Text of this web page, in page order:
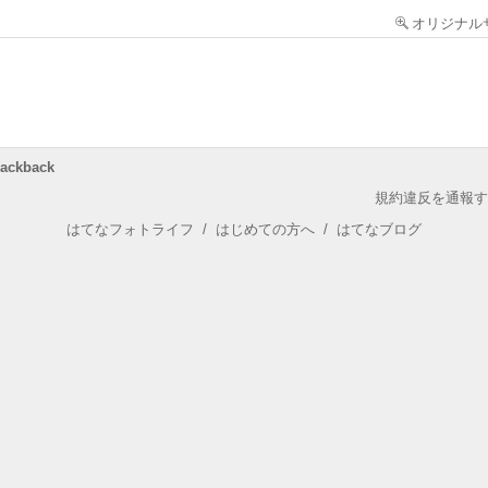
オリジナル
規約違反を通報
はてなフォトライフ / はじめての方へ / はてなブログ